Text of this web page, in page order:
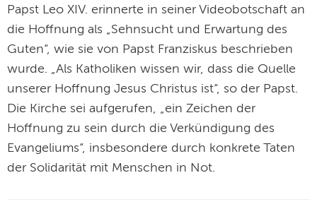
Papst Leo XIV. erinnerte in seiner Videobotschaft an
die Hoffnung als „Sehnsucht und Erwartung des
Guten“, wie sie von Papst Franziskus beschrieben
wurde. „Als Katholiken wissen wir, dass die Quelle
unserer Hoffnung Jesus Christus ist“, so der Papst.
Die Kirche sei aufgerufen, „ein Zeichen der
Hoffnung zu sein durch die Verkündigung des
Evangeliums“, insbesondere durch konkrete Taten
der Solidarität mit Menschen in Not.